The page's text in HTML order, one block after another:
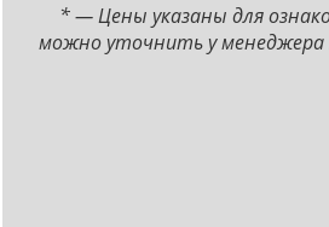
* — Цены указаны для
можно уточнить у менеджера